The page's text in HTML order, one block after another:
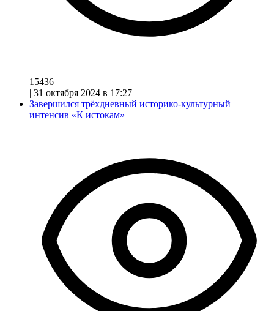
15436
| 31 октября 2024 в 17:27
Завершился трёхдневный историко-культурный
интенсив «К истокам»